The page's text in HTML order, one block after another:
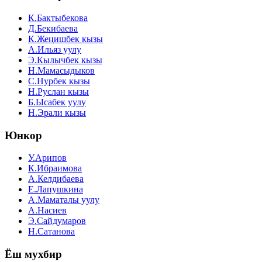
К.Бактыбекова
Д.Бекибаева
К.Жеңишбек кызы
А.Ильяз уулу
Э.Кылычбек кызы
Н.Мамасыдыков
С.Нурбек кызы
Н.Руслан кызы
Б.Ысабек уулу
Н.Эрали кызы
Юнкор
У.Арипов
К.Ибраимова
А.Келдибаева
Е.Лапушкина
А.Маматалы уулу
А.Насиев
Э.Сайдумаров
Н.Сатанова
Ёш мухбир